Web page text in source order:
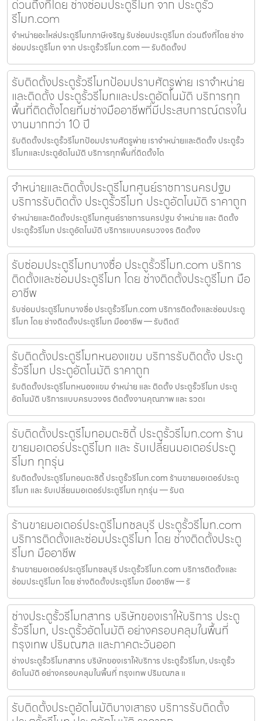
ด่วนถึงที่โดย ช่างซ่อมประตูรีโมท จาก ประตูรั้ว
รีโมท.com
จำหน่ายอะไหล่ประตูรีโมทภาษีเจริญ รับซ่อมประตูรีโมท ด่วนถึงที่โดย ช่าง
ซ่อมประตูรีโมท จาก ประตูรั้วรีโมท.com — รับติดตั้งป
รับติดตั้งประตูรั้วรีโมทป้อมปราบศัตรูพ่าย เราจำหน่าย
และติดตั้ง ประตูรั้วรีโมทและประตูอัตโนมัติ บริการทุก
พื้นที่ติดตั้งโดยทีมช่างมืออาชีพที่มีประสบการณ์ตรงใน
งานมากกว่า 10 ปี
รับติดตั้งประตูรั้วรีโมทป้อมปราบศัตรูพ่าย เราจำหน่ายและติดตั้ง ประตูรั้ว
รีโมทและประตูอัตโนมัติ บริการทุกพื้นที่ติดตั้งโด
จำหน่ายและติดตั้งประตูรีโมทศูนย์ราชการนครปฐม
บริการรับติดตั้ง ประตูรั้วรีโมท ประตูอัตโนมัติ ราคาถูก
จำหน่ายและติดตั้งประตูรีโมทศูนย์ราชการนครปฐม จำหน่าย และ ติดตั้ง
ประตูรั้วรีโมท ประตูอัตโนมัติ บริการแบบครบวงจร ติดตั้งง
รับซ่อมประตูรีโมทบางซื่อ ประตูรั้วรีโมท.com บริการ
ติดตั้งและซ่อมประตูรีโมท โดย ช่างติดตั้งประตูรีโมท มือ
อาชีพ
รับซ่อมประตูรีโมทบางซื่อ ประตูรั้วรีโมท.com บริการติดตั้งและซ่อมประตู
รีโมท โดย ช่างติดตั้งประตูรีโมท มืออาชีพ — รับติดตั
รับติดตั้งประตูรีโมทหนองแขม บริการรับติดตั้ง ประตู
รั้วรีโมท ประตูอัตโนมัติ ราคาถูก
รับติดตั้งประตูรีโมทหนองแขม จำหน่าย และ ติดตั้ง ประตูรั้วรีโมท ประตู
อัตโนมัติ บริการแบบครบวงจร ติดตั้งงานคุณภาพ และ รวดเ
รับติดตั้งประตูรีโมทอมตะซิตี้ ประตูรั้วรีโมท.com ร้าน
ขายมอเตอร์ประตูรีโมท และ รับเปลี่ยนมอเตอร์ประตู
รีโมท ทุกรุ่น
รับติดตั้งประตูรีโมทอมตะซิตี้ ประตูรั้วรีโมท.com ร้านขายมอเตอร์ประตู
รีโมท และ รับเปลี่ยนมอเตอร์ประตูรีโมท ทุกรุ่น — รับต
ร้านขายมอเตอร์ประตูรีโมทชลบุรี ประตูรั้วรีโมท.com
บริการติดตั้งและซ่อมประตูรีโมท โดย ช่างติดตั้งประตู
รีโมท มืออาชีพ
ร้านขายมอเตอร์ประตูรีโมทชลบุรี ประตูรั้วรีโมท.com บริการติดตั้งและ
ซ่อมประตูรีโมท โดย ช่างติดตั้งประตูรีโมท มืออาชีพ — รั
ช่างประตูรั้วรีโมทสาทร บริษัทของเราให้บริการ ประตู
รั้วรีโมท, ประตูรั้วอัตโนมัติ อย่างครอบคลุมในพื้นที่
กรุงเทพ ปริมณฑล และภาคตะวันออก
ช่างประตูรั้วรีโมทสาทร บริษัทของเราให้บริการ ประตูรั้วรีโมท, ประตูรั้ว
อัตโนมัติ อย่างครอบคลุมในพื้นที่ กรุงเทพ ปริมณฑล แ
รับติดตั้งประตูอัตโนมัติบางเสาธง บริการรับติดตั้ง